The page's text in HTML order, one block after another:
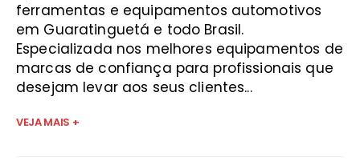
ferramentas e equipamentos automotivos
em Guaratinguetá e todo Brasil.
Especializada nos melhores equipamentos de
marcas de confiança para profissionais que
desejam levar aos seus clientes...
VEJA MAIS +